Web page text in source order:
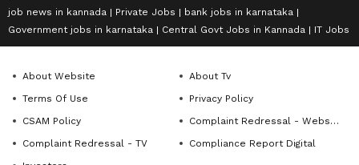
job news in kannada Private Jobs
bank jobs in karnataka
Government jobs in karnataka
Central Govt Jobs in Kannada IT Jobs
About Website
About Tv
Terms Of Use
Privacy Policy
CSAM Policy
Complaint Redressal - Website
Complaint Redressal - TV
Compliance Report Digital